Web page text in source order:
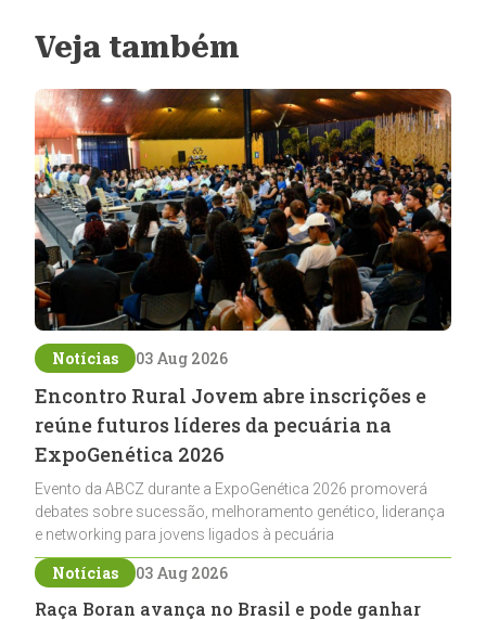
Veja também
Notícias 03 Aug 2026
Encontro Rural Jovem abre inscrições e
reúne futuros líderes da pecuária na
ExpoGenética 2026
Evento da ABCZ durante a ExpoGenética 2026 promoverá
debates sobre sucessão, melhoramento genético, liderança
e networking para jovens ligados à pecuária
Notícias 03 Aug 2026
Raça Boran avança no Brasil e pode ganhar